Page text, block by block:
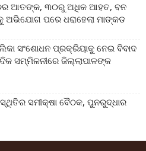
ଆତଙ୍କ, ୩୦ରୁ ଅଧିକ ଆହତ, ବନ
ଅଭିଯୋଗ ପରେ ଧରାହେଲା ମାଙ୍କଡ
ସଂଶୋଧନ ପ୍ରକ୍ରିୟାକୁ ନେଇ ବିବାଦ
ସମ୍ମିଳନୀରେ ଜିଲ୍ଲାପାଳଙ୍କ
ସମୀକ୍ଷା ବୈଠକ, ପୁନରୁଦ୍ଧାର